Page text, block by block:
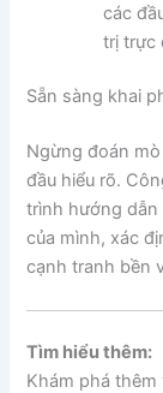
các
trị trực
Sẵn sàng khai
Ngừng đoán
đầu hiểu rõ.
trình hướng dẫn
của mình, xác
cạnh tranh bền
Tìm hiểu thêm:
Khám phá thêm